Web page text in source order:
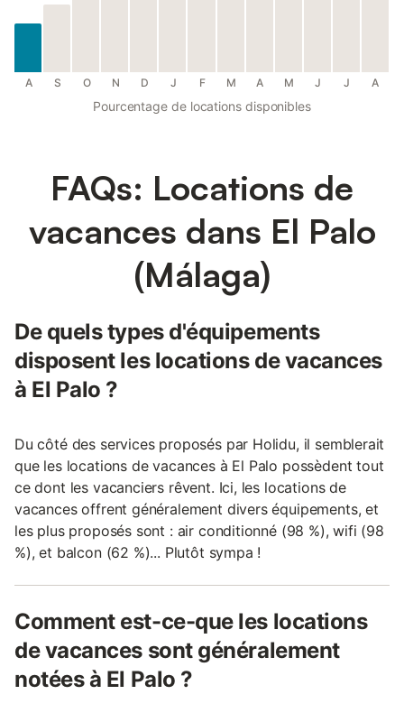
A S O N D J F M A M J J A
Pourcentage de locations disponibles
FAQs: Locations de
vacances dans El Palo
(Málaga)
De quels types d'équipements
disposent les locations de vacances
à El Palo ?
Du côté des services proposés par Holidu, il semblerait
que les locations de vacances à El Palo possèdent tout
ce dont les vacanciers rêvent. Ici, les locations de
vacances offrent généralement divers équipements, et
les plus proposés sont : air conditionné (98 %), wifi (98
%), et balcon (62 %)... Plutôt sympa !
Comment est-ce-que les locations
de vacances sont généralement
notées à El Palo ?